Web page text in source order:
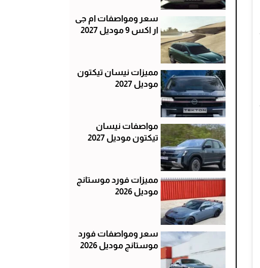
سعر ومواصفات ام جى
ار اكس 9 موديل 2027
مميزات نيسان تيكتون
موديل 2027
مواصفات نيسان
تيكتون موديل 2027
مميزات فورد موستانج
موديل 2026
سعر ومواصفات فورد
موستانج موديل 2026